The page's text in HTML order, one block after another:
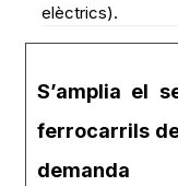
elèctrics).
S’amplia el
ferrocarrils
demanda